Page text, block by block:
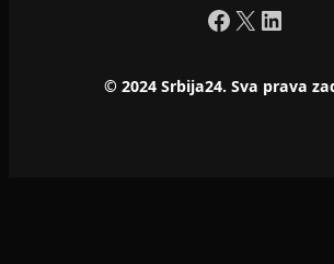
Facebook
X
© 2024 Srbija24. Sva prava